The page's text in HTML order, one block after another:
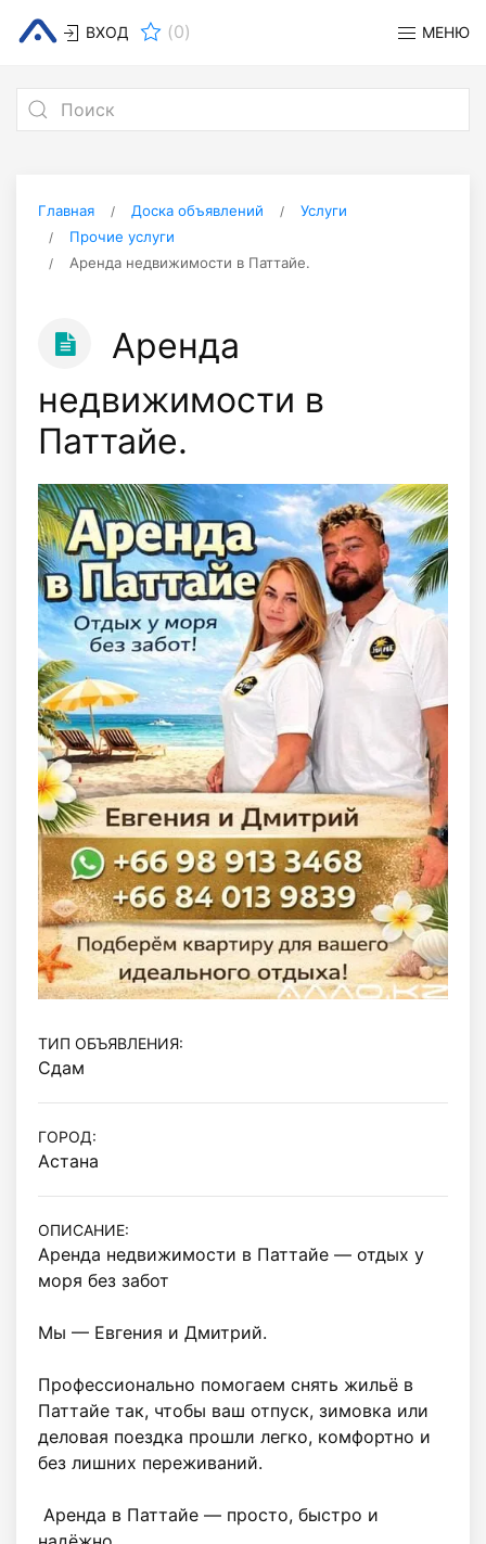
ВХОД (0) МЕНЮ
Главная Доска объявлений
Услуги
Прочие услуги
Аренда недвижимости в Паттайе.
Аренда
недвижимости в
Паттайе.
ТИП ОБЪЯВЛЕНИЯ:
Сдам
ГОРОД:
Астана
ОПИСАНИЕ:
Аренда недвижимости в Паттайе — отдых у
моря без забот
Мы — Евгения и Дмитрий.
Профессионально помогаем снять жильё в
Паттайе так, чтобы ваш отпуск, зимовка или
деловая поездка прошли легко, комфортно и
без лишних переживаний.